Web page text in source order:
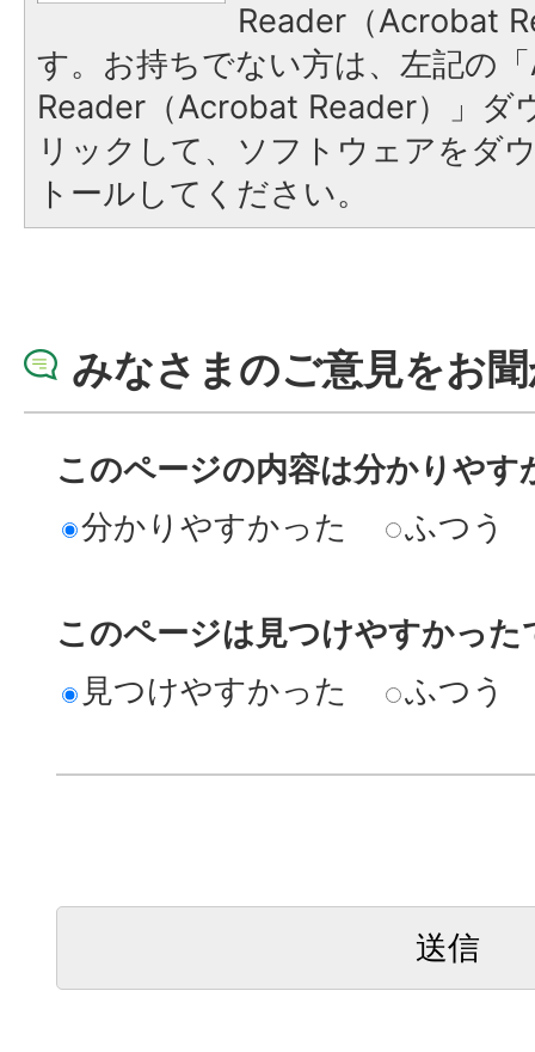
Reader（Acrobat
す。お持ちでない方は、左記の
Reader（Acrobat Reader）」ダ
リックして、ソフトウェアをダ
トールしてください。
みなさまのご意見をお
このページの内容は分かりやす
分かりやすかった
ふつう
このページは見つけやすかった
見つけやすかった
ふつう